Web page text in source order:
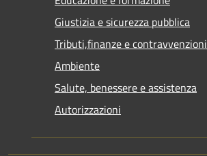
Giustizia e sicurezza pubblica
Tributi,finanze e contravvenzioni
Ambiente
Salute, benessere e assistenza
Autorizzazioni